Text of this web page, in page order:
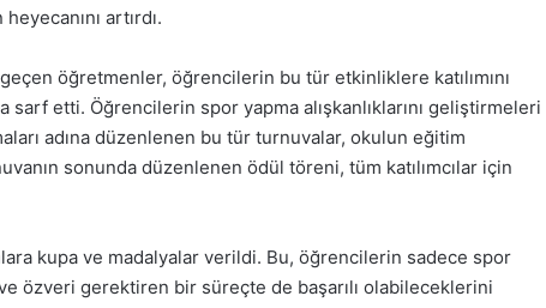
artırdı.
öğretmenler, öğrencilerin bu tür etkinliklere katılımını
etti. Öğrencilerin spor yapma alışkanlıklarını geliştirmeleri
adına düzenlenen bu tür turnuvalar, okulun eğitim
sonunda düzenlenen ödül töreni, tüm katılımcılar için
kupa ve madalyalar verildi. Bu, öğrencilerin sadece spor
özveri gerektiren bir süreçte de başarılı olabileceklerini